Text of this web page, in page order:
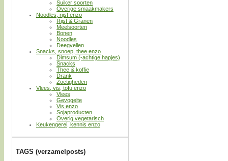
Suiker soorten
Overige smaakmakers
Noodles, rijst enzo
Rijst & Granen
Meelsoorten
Bonen
Noodles
Deegvellen
Snacks, snoep, thee enzo
Dimsum (-achtige hapjes)
Snacks
Thee & koffie
Drank
Zoetigheden
Vlees, vis, tofu enzo
Vlees
Gevogelte
Vis enzo
Sojaproducten
Overig vegetarisch
Keukengerei, kennis enzo
TAGS (verzamelposts)